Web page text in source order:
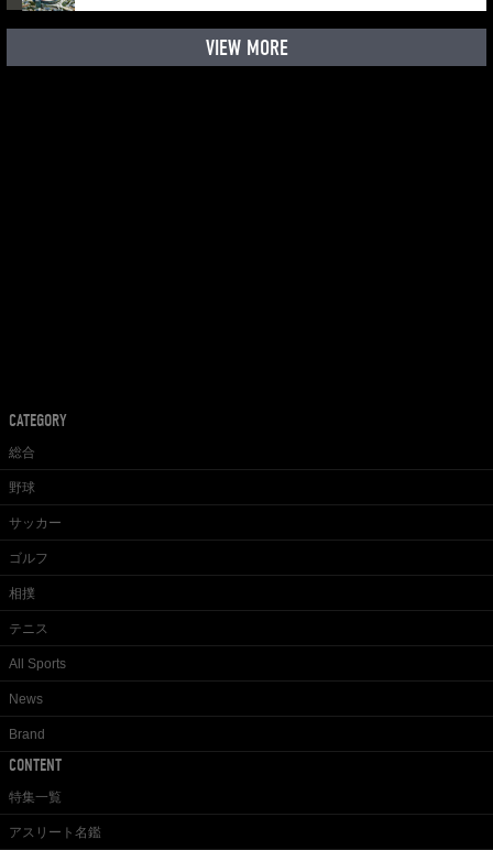
VIEW MORE
CATEGORY
総合
野球
サッカー
ゴルフ
相撲
テニス
All Sports
News
Brand
CONTENT
特集一覧
アスリート名鑑